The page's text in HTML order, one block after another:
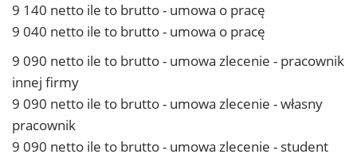
9 140 netto ile to brutto - umowa o pracę
9 040 netto ile to brutto - umowa o pracę
9 090 netto ile to brutto - umowa zlecenie - pracownik
innej firmy
9 090 netto ile to brutto - umowa zlecenie - własny
pracownik
9 090 netto ile to brutto - umowa zlecenie - student